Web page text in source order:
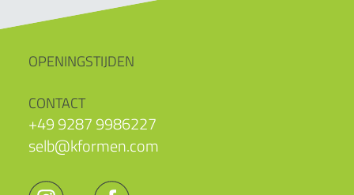
OPENINGSTIJDEN
CONTACT
+49 9287 9986227
selb@kformen.com